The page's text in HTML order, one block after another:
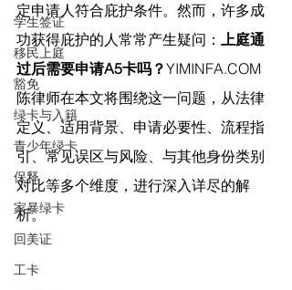
学生签证
移民上庭
豁免
绿卡与入籍
青少年绿卡
保释
家暴绿卡
回美证
工卡
定申请人符合庇护条件。然而，许多成
功获得庇护的人常常产生疑问： 上庭通
过后需要申请A5卡吗？YIMINFA.COM
陈律师在本文将围绕这一问题，从法律
定义、适用背景、申请必要性、流程指
引、常见误区与风险、与其他身份类别
对比等多个维度，进行深入详尽的解
析。